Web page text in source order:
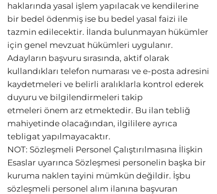
haklarında yasal işlem yapılacak ve kendilerine
bir bedel ödenmiş ise bu bedel yasal faizi ile
tazmin edilecektir. İlanda bulunmayan hükümler
için genel mevzuat hükümleri uygulanır.
Adayların başvuru sırasında, aktif olarak
kullandıkları telefon numarası ve e-posta adresini
kaydetmeleri ve belirli aralıklarla kontrol ederek
duyuru ve bilgilendirmeleri takip
etmeleri önem arz etmektedir. Bu ilan tebliğ
mahiyetinde olacağından, ilgililere ayrıca
tebligat yapılmayacaktır.
NOT: Sözleşmeli Personel Çalıştırılmasına İlişkin
Esaslar uyarınca Sözleşmesi personelin başka bir
kuruma naklen tayini mümkün değildir. İşbu
sözleşmeli personel alım ilanına başvuran